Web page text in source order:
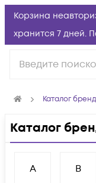
Корзина
хранится 7 дней.
Каталог
Каталог
A B